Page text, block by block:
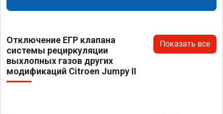
Отключение ЕГР клапана
системы рециркуляции
выхлопных газов других
модификаций Citroen Jumpy II
Показать все